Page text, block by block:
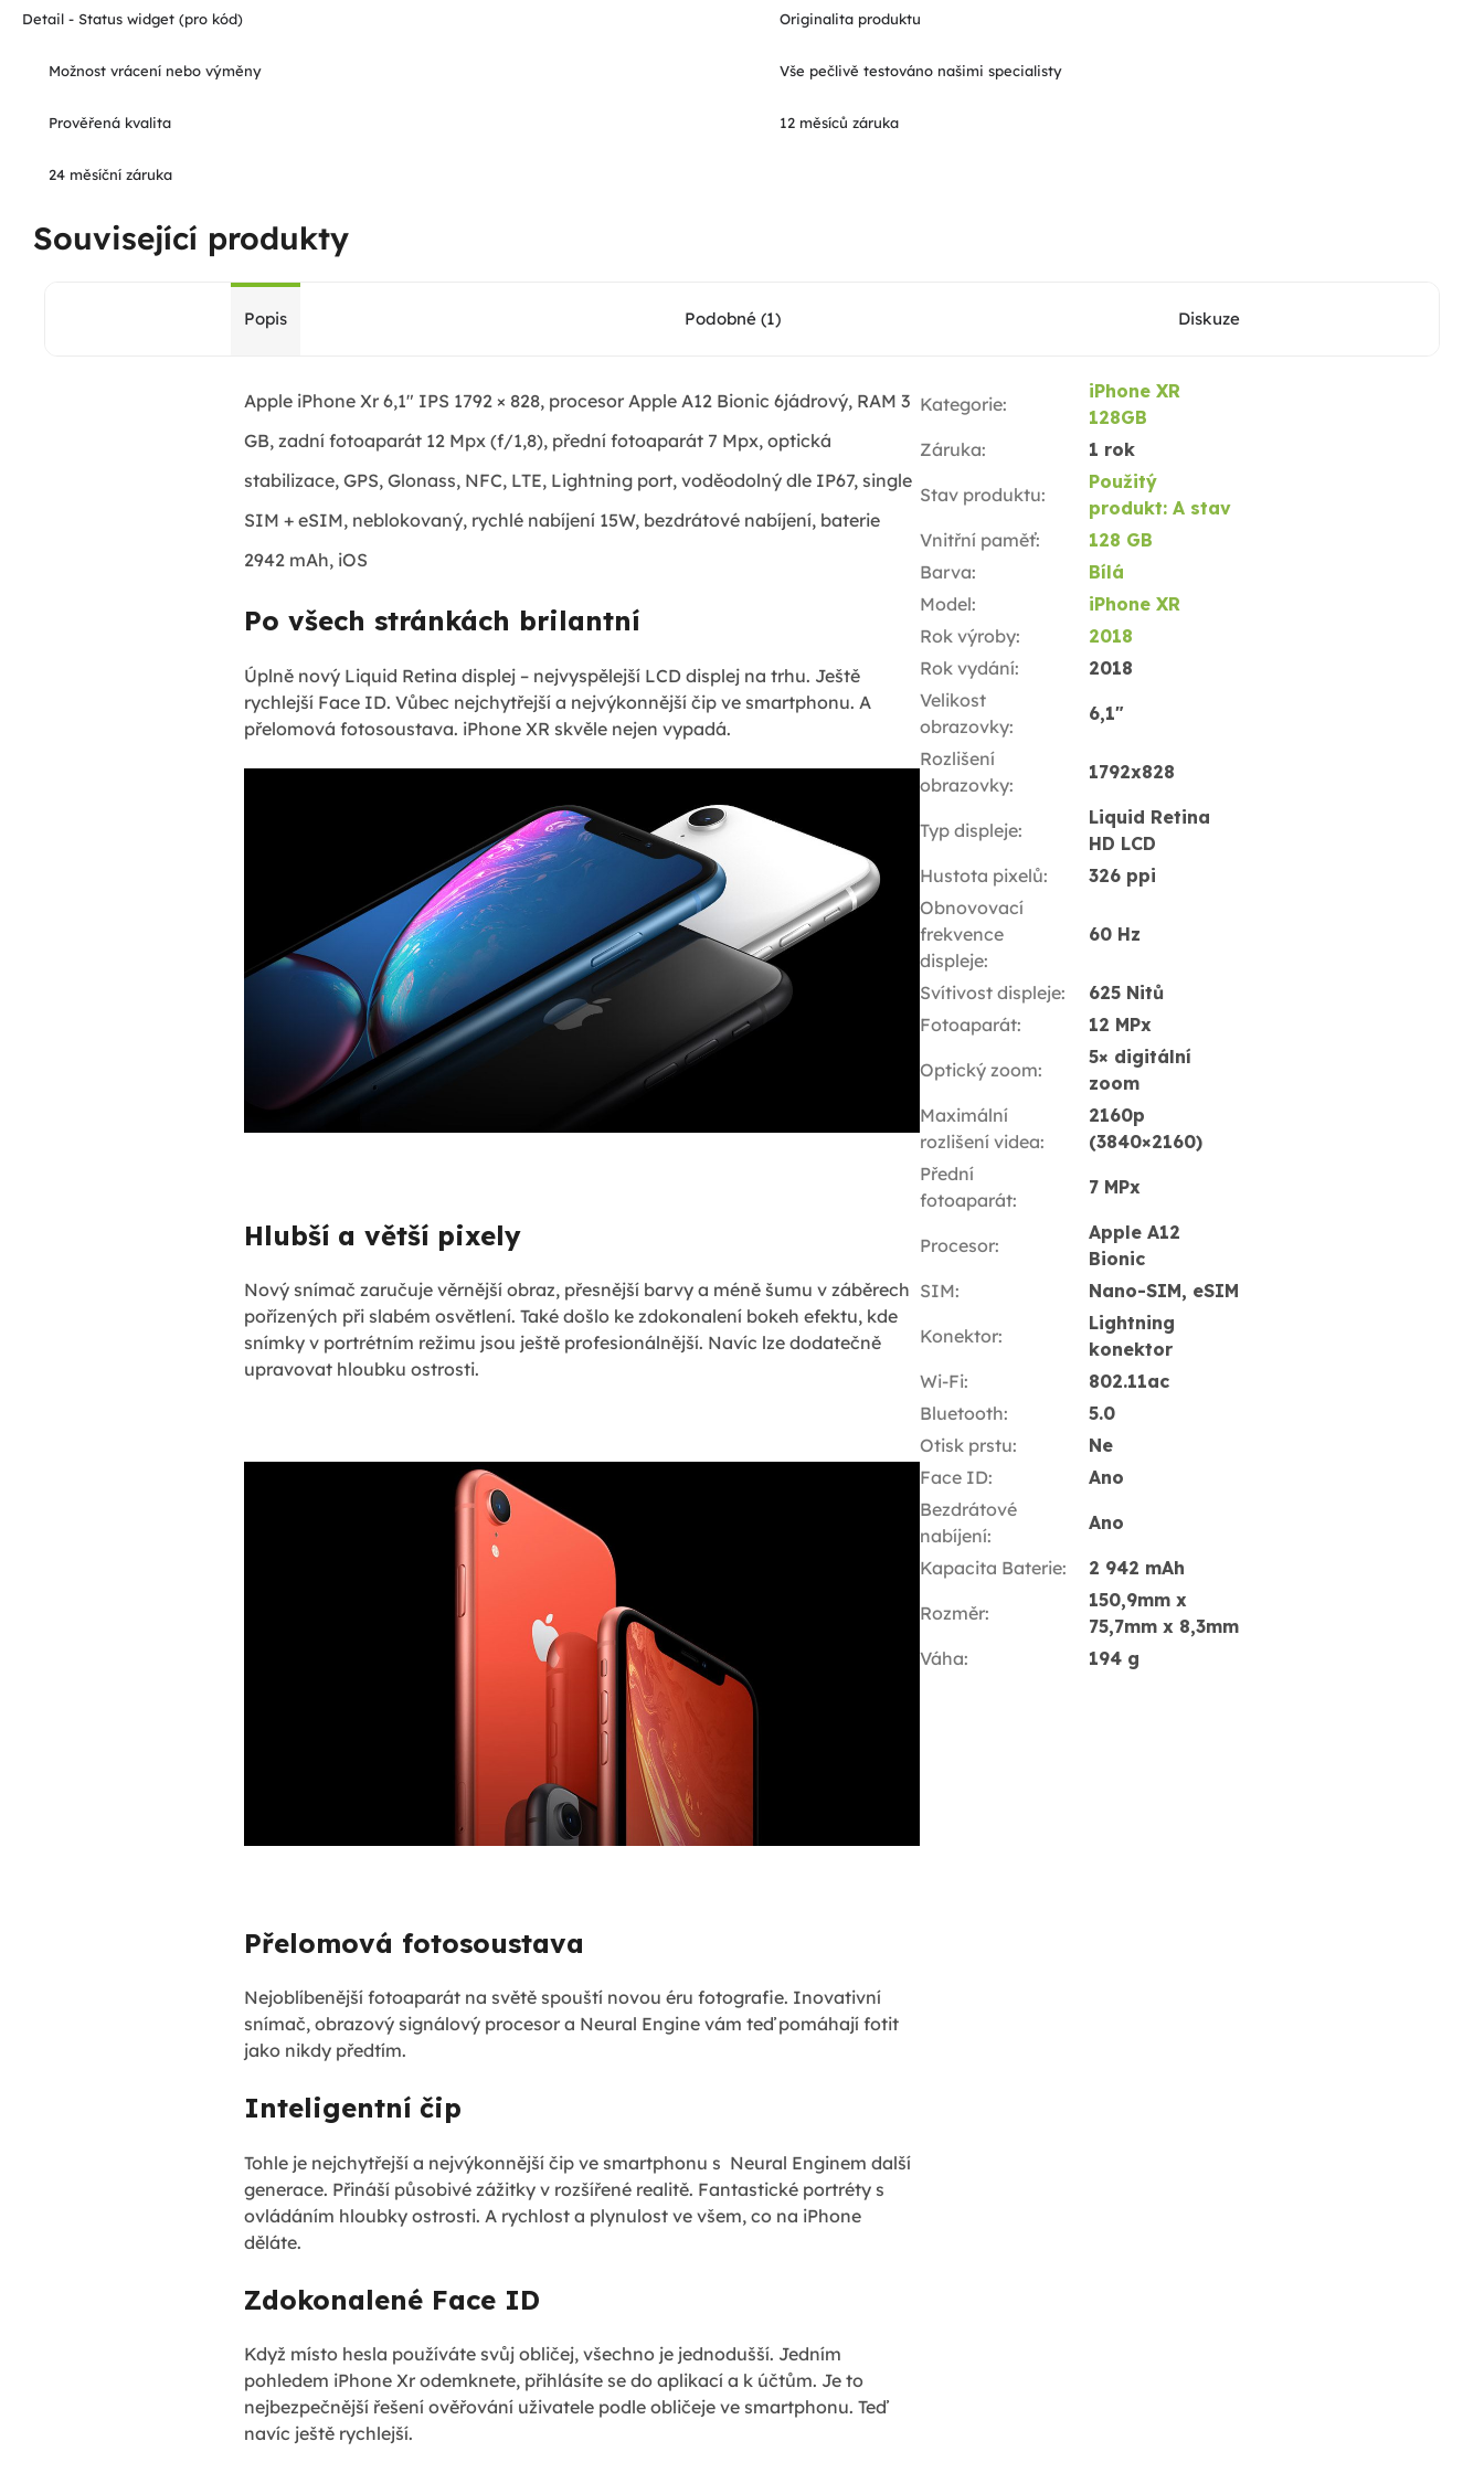
Detail - Status widget (pro kód) Originalita produktu
Možnost vrácení nebo výměny Vše pečlivě testováno našimi specialisty
Prověřená kvalita 12 měsíců záruka
24 měsíční záruka
Související produkty
Popis Podobné (1) Diskuze
Apple iPhone Xr 6,1" IPS 1792 × 828, procesor Apple A12 Bionic 6jádrový, RAM 3
GB, zadní fotoaparát 12 Mpx (f/1,8), přední fotoaparát 7 Mpx, optická
stabilizace, GPS, Glonass, NFC, LTE, Lightning port, voděodolný dle IP67, single
SIM + eSIM, neblokovaný, rychlé nabíjení 15W, bezdrátové nabíjení, baterie
2942 mAh, iOS
Po všech stránkách brilantní
Úplně nový Liquid Retina displej – nejvyspělejší LCD displej na trhu. Ještě
rychlejší Face ID. Vůbec nejchytřejší a nejvýkonnější čip ve smartphonu. A
přelomová fotosoustava. iPhone XR skvěle nejen vypadá.
Hlubší a větší pixely
Nový snímač zaručuje věrnější obraz, přesnější barvy a méně šumu v záběrech
pořízených při slabém osvětlení. Také došlo ke zdokonalení bokeh efektu, kde
snímky v portrétním režimu jsou ještě profesionálnější. Navíc lze dodatečně
upravovat hloubku ostrosti.
Přelomová fotosoustava
Nejoblíbenější fotoaparát na světě spouští novou éru fotografie. Inovativní
snímač, obrazový signálový procesor a Neural Engine vám teď pomáhají fotit
jako nikdy předtím.
Inteligentní čip
Tohle je nejchytřejší a nejvýkonnější čip ve smartphonu s Neural Enginem další
generace. Přináší působivé zážitky v rozšířené realitě. Fantastické portréty s
ovládáním hloubky ostrosti. A rychlost a plynulost ve všem, co na iPhone
děláte.
Zdokonalené Face ID
Když místo hesla používáte svůj obličej, všechno je jednodušší. Jedním
pohledem iPhone Xr odemknete, přihlásíte se do aplikací a k účtům. Je to
nejbezpečnější řešení ověřování uživatele podle obličeje ve smartphonu. Teď
navíc ještě rychlejší.
Kategorie:
iPhone XR
128GB
Záruka: 1 rok
Stav produktu:
Použitý
produkt: A stav
Vnitřní paměť:
128 GB
Barva:
Bílá
Model:
iPhone XR
Rok výroby:
2018
Rok vydání:
2018
Velikost
obrazovky:
6,1"
Rozlišení
obrazovky:
1792x828
Typ displeje:
Liquid Retina
HD LCD
Hustota pixelů:
326 ppi
Obnovovací
frekvence
displeje:
60 Hz
Svítivost displeje:
625 Nitů
Fotoaparát: 12 MPx
Optický zoom:
5× digitální
zoom
Maximální
rozlišení videa:
2160p
(3840×2160)
Přední
fotoaparát:
7 MPx
Procesor:
Apple A12
Bionic
SIM: Nano-SIM, eSIM
Konektor:
Lightning
konektor
Wi-Fi:
802.11ac
Bluetooth:
5.0
Otisk prstu:
Ne
Face ID:
Ano
Bezdrátové
nabíjení:
Ano
Kapacita Baterie: 2 942 mAh
Rozměr:
150,9mm x
75,7mm x 8,3mm
Váha: 194 g